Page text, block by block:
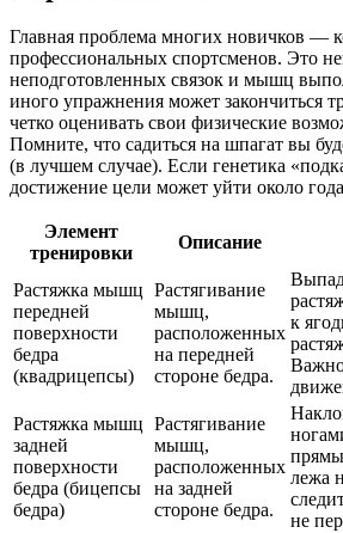
Главная проблема многих новичков —
профессиональных спортсменов. Это
неподготовленных связок и мышц
иного упражнения может закончиться
четко оценивать свои физические
Помните, что садиться на шпагат вы
(в лучшем случае). Если генетика
достижение цели может уйти около
Элемент
тренировки
Описание
Растяжка мышц
передней
поверхности
бедра
(квадрицепсы)
Растягивание
мышц,
расположенных
на передней
стороне бедра.
к
Важно
Растяжка мышц
задней
поверхности
бедра (бицепсы
бедра)
Растягивание
мышц,
расположенных
на задней
стороне бедра.
лежа
не